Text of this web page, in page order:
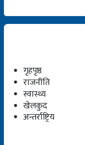
गृहपृष्ठ
राजनीति
स्वास्थ्य
खेलकुद
अन्तर्राष्ट्रिय